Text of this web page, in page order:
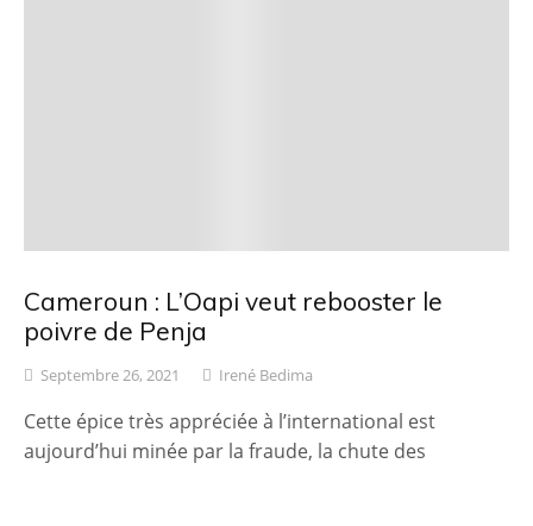
Cameroun : L’Oapi veut rebooster le
poivre de Penja
Septembre 26, 2021 Irené Bedima
Cette épice très appréciée à l’international est
aujourd’hui minée par la fraude, la chute des